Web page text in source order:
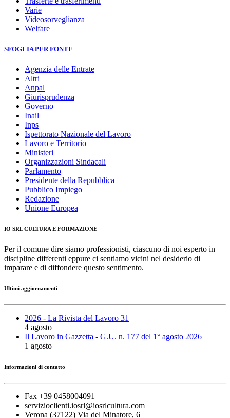
Varie
Videosorveglianza
Welfare
SFOGLIA PER FONTE
Agenzia delle Entrate
Altri
Anpal
Giurisprudenza
Governo
Inail
Inps
Ispettorato Nazionale del Lavoro
Lavoro e Territorio
Ministeri
Organizzazioni Sindacali
Parlamento
Presidente della Repubblica
Pubblico Impiego
Redazione
Unione Europea
IO SRL CULTURA E FORMAZIONE
Per il comune dire siamo professionisti, ciascuno di noi esperto in
discipline differenti eppure ci sentiamo vicini nel desiderio di
imparare e di diffondere questo sentimento.
Ultimi aggiornamenti
2026 - La Rivista del Lavoro 31
4 agosto
Il Lavoro in Gazzetta - G.U. n. 177 del 1° agosto 2026
1 agosto
Informazioni di contatto
Fax +39 0458004091
servizioclienti.iosrl@iosrlcultura.com
Verona (37122) Via del Minatore, 6